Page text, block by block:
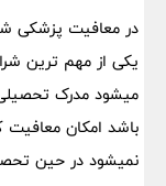
در معافیت پزشکی
یکی از مهم ترین
میشود مدرک
باشد امکان
نمیشود در حین